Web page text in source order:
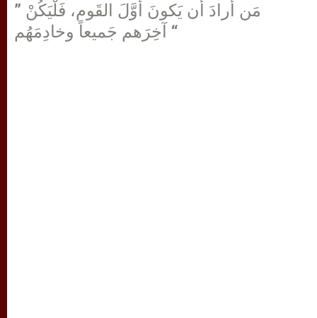
” مَن أرادَ أن يَكونَ أوَّلَ القَوم، فَلْيَكُنْ
آخِرَهم جَميعاً وخادِمَهُم “